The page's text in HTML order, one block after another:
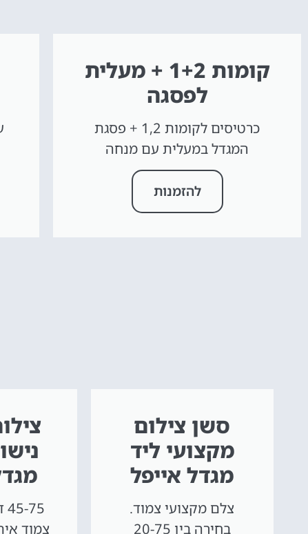
קומות 1+2 + מעלית
לפסגה
כרטיסים לקומות 1,2 + פסגת
המגדל במעלית עם מנחה
להזמנות
סשן צילום
מקצועי ליד
מגדל אייפל
צלם מקצועי צמוד.
בחירה בין 20-75
צמוד